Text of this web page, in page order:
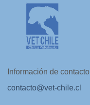
Información de contacto
contacto@vet-chile.cl